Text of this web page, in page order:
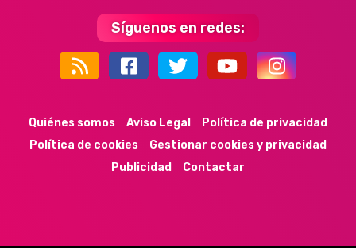
Síguenos en redes:
44k 9k 35k 352
Quiénes somos Aviso Legal
Política de privacidad
Política de cookies
Gestionar cookies y privacidad
Publicidad
Contactar